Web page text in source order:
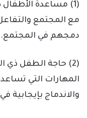
(1) مساعدة الأطفال
مع المجتمع والتفاعل
دمجهم في المجتمع.
(2) حاجة الطفل ذي
المهارات التي
والاندماج بإيجابية